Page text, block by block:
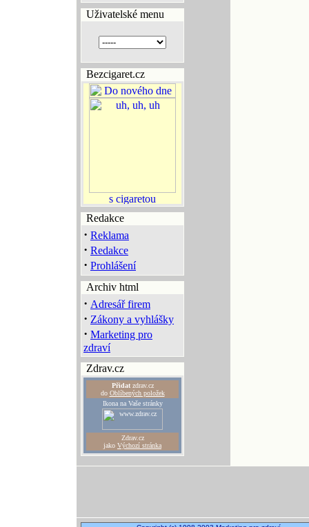
Uživatelské menu
Bezcigaret.cz
Redakce
· Reklama
· Redakce
· Prohlášení
Archiv html
· Adresář firem
· Zákony a vyhlášky
· Marketing pro
zdraví
Zdrav.cz
Přidatzdrav.cz
do Oblíbených položek
Ikona na Vaše stránky
Zdrav.cz
jako Výchozí stránka